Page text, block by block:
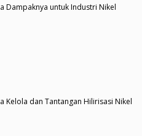
Dampaknya untuk Industri Nikel
Kelola dan Tantangan Hilirisasi Nikel